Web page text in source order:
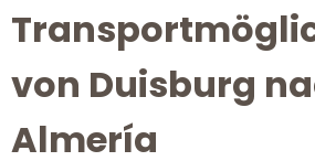
von Duisburg
Almería